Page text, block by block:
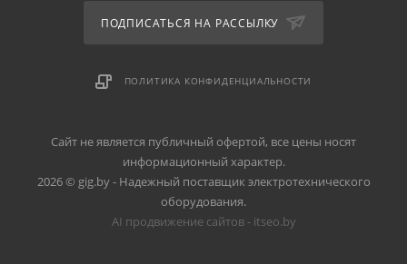
ПОДПИСАТЬСЯ НА РАССЫЛКУ
ПОЛИТИКА КОНФИДЕНЦИАЛЬНОСТИ
Сайт не является публичный офертой, все цены носят
информационный характер.
2026 © gig.by - Надежный поставщик электротехнического
оборудования.
AI продвижение сайтов - itseo.by